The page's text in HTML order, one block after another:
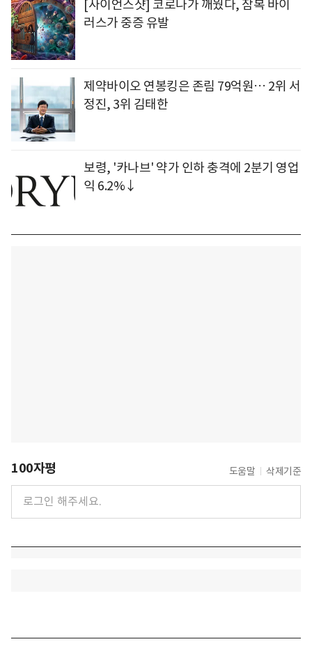
[사이언스샷] 코로나가 깨웠다, 잠복 바이
러스가 중증 유발
제약바이오 연봉킹은 존림 79억원… 2위 서
정진, 3위 김태한
보령, '카나브' 약가 인하 충격에 2분기 영업
익 6.2%↓
100자평 도움말 삭제기준